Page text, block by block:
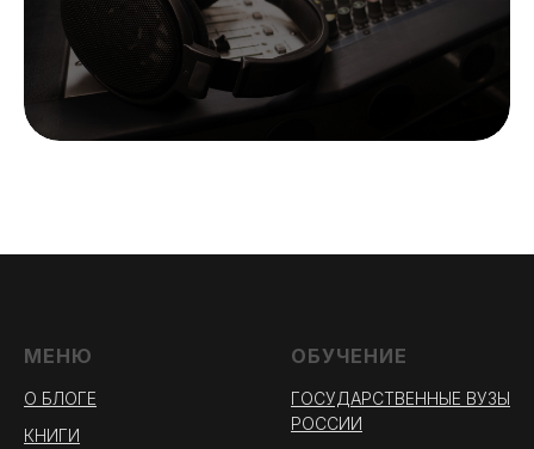
МЕНЮ
О БЛОГЕ
КНИГИ
ОБУЧЕНИЕ
ГОСУДАРСТВЕННЫЕ ВУЗЫ
РОССИИ